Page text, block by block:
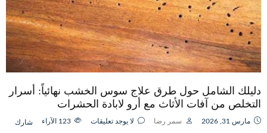
دليلك الشامل حول طرق علاج سوس الخشب نهائياً: أسرار
التخلص من آفات الأثاث مع أرو لابادة الحشرات
مارس 31, 2026 سمر رضا لا يوجد تعليقات الآراء
شارك